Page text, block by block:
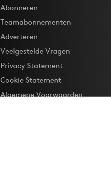
Abonneren
Teamabonnementen
Adverteren
Veelgestelde Vragen
Privacy Statement
Cookie Statement
Algemene Voorwaarden